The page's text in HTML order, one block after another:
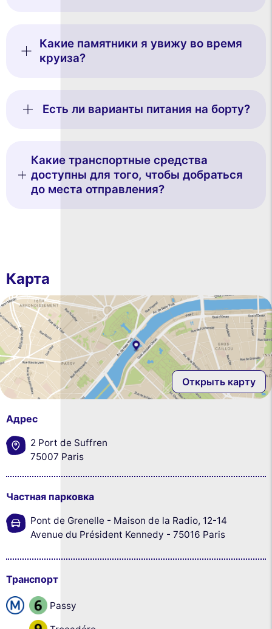
Какие памятники я увижу во время
круиза?
Есть ли варианты питания на борту?
Какие транспортные средства
доступны для того, чтобы добраться
до места отправления?
Карта
Открыть карту
Адрес
2 Port de Suffren
75007 Paris
Частная парковка
Pont de Grenelle - Maison de la Radio, 12-14
Avenue du Président Kennedy - 75016 Paris
Транспорт
Passy